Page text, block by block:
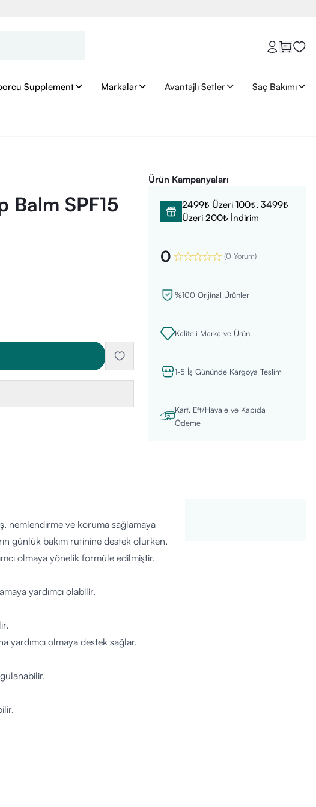
Supplement Markalar Avantajlı Setler Saç Bakımı
Balm SPF15
Ürün Kampanyaları
2499₺ Üzeri 100₺, 3499₺
Üzeri 200₺ İndirim
0 (0 Yorum)
%100 Orijinal Ürünler
Kaliteli Marka ve Ürün
1-5 İş Gününde Kargoya Teslim
Kart, Eft/Havale ve Kapıda
Ödeme
nemlendirme ve koruma sağlamaya
günlük bakım rutinine destek olurken,
olmaya yönelik formüle edilmiştir.
yardımcı olabilir.
yardımcı olmaya destek sağlar.